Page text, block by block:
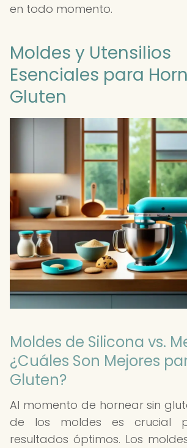
en todo momento.
Moldes y Utensilios
Esenciales para
Gluten
Moldes de Silicona vs.
¿Cuáles Son Mejores
Gluten?
Al momento de hornear sin
de los moldes es crucial
resultados óptimos. Los